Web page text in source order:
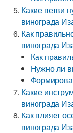
Какие ветви
винограда
Как
винограда
Как
Нужно ли
Какие
винограда
Как влияет
винограда